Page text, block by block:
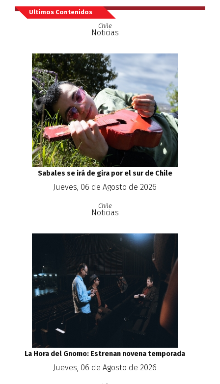
Ultimos Contenidos
Chile
Noticias
Sabales se irá de gira por el sur de Chile
Jueves, 06 de Agosto de 2026
Chile
Noticias
La Hora del Gnomo: Estrenan novena temporada
Jueves, 06 de Agosto de 2026